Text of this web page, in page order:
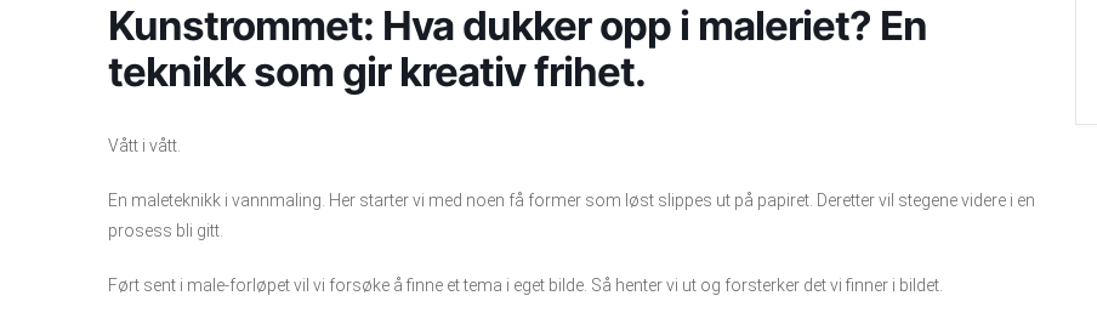
Kunstrommet: Hva dukker opp i maleriet? En
teknikk som gir kreativ frihet.
Vått i vått.
En maleteknikk i vannmaling. Her starter vi med noen få former som løst slippes ut på papiret. Deretter vil stegene videre i en
prosess bli gitt.
Ført sent i male-forløpet vil vi forsøke å finne et tema i eget bilde. Så henter vi ut og forsterker det vi finner i bildet.